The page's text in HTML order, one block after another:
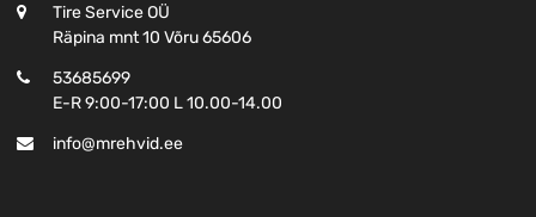
Tire Service OÜ
Räpina mnt 10 Võru 65606
53685699
E-R 9:00-17:00 L 10.00-14.00
info@mrehvid.ee